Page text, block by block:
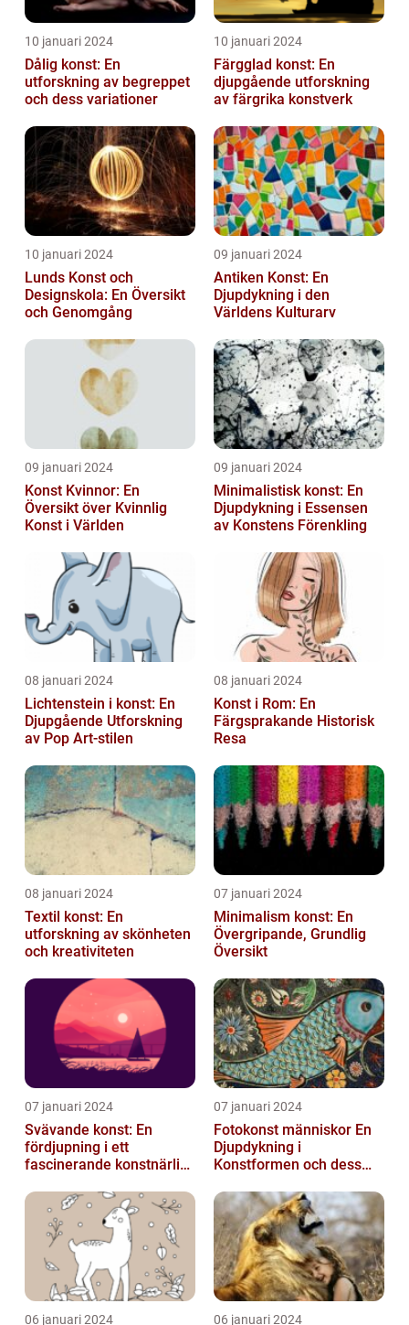
10 januari 2024
Dålig konst: En
utforskning av begreppet
och dess variationer
10 januari 2024
Färgglad konst: En
djupgående utforskning
av färgrika konstverk
10 januari 2024
Lunds Konst och
Designskola: En Översikt
och Genomgång
09 januari 2024
Antiken Konst: En
Djupdykning i den
Världens Kulturarv
09 januari 2024
Konst Kvinnor: En
Översikt över Kvinnlig
Konst i Världen
09 januari 2024
Minimalistisk konst: En
Djupdykning i Essensen
av Konstens Förenkling
08 januari 2024
Lichtenstein i konst: En
Djupgående Utforskning
av Pop Art-stilen
08 januari 2024
Konst i Rom: En
Färgsprakande Historisk
Resa
08 januari 2024
Textil konst: En
utforskning av skönheten
och kreativiteten
07 januari 2024
Minimalism konst: En
Övergripande, Grundlig
Översikt
07 januari 2024
Svävande konst: En
fördjupning i ett
fascinerande konstnärligt
07 januari 2024
Fotokonst människor En
Djupdykning i
Konstformen och dess
06 januari 2024 06 januari 2024